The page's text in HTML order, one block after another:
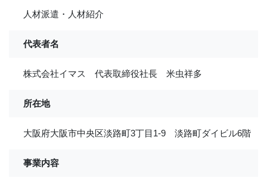
人材派遣・人材紹介
代表者名
株式会社イマス 代表取締役社長 米虫祥多
所在地
大阪府大阪市中央区淡路町3丁目1-9 淡路町ダイビル6階
事業内容